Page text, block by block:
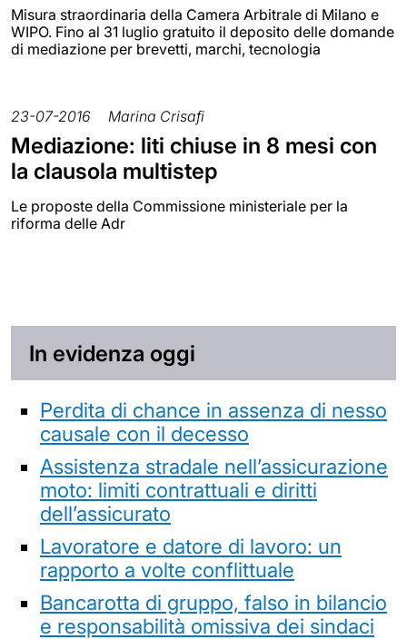
Misura straordinaria della Camera Arbitrale di Milano e
WIPO. Fino al 31 luglio gratuito il deposito delle domande
di mediazione per brevetti, marchi, tecnologia
23-07-2016 Marina Crisafi
Mediazione: liti chiuse in 8 mesi con
la clausola multistep
Le proposte della Commissione ministeriale per la
riforma delle Adr
In evidenza oggi
Perdita di chance in assenza di nesso
causale con il decesso
Assistenza stradale nell’assicurazione
moto: limiti contrattuali e diritti
dell’assicurato
Lavoratore e datore di lavoro: un
rapporto a volte conflittuale
Bancarotta di gruppo, falso in bilancio
e responsabilità omissiva dei sindaci